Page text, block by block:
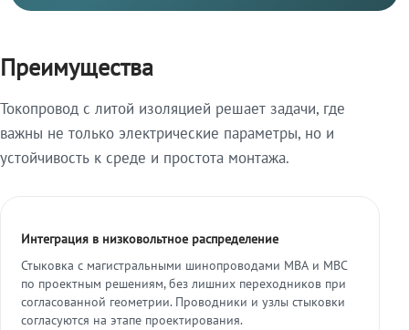
Преимущества
Токопровод с литой изоляцией решает задачи, где
важны не только электрические параметры, но и
устойчивость к среде и простота монтажа.
Интеграция в низковольтное распределение
Стыковка с магистральными шинопроводами МВА и МВС
по проектным решениям, без лишних переходников при
согласованной геометрии. Проводники и узлы стыковки
согласуются на этапе проектирования.